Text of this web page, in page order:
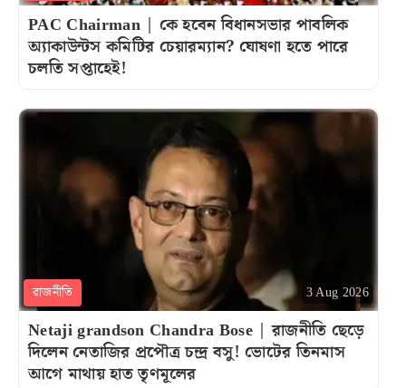
PAC Chairman | কে হবেন বিধানসভার পাবলিক
অ্যাকাউন্টস কমিটির চেয়ারম্যান? ঘোষণা হতে পারে
চলতি সপ্তাহেই!
রাজনীতি 3 Aug 2026
Netaji grandson Chandra Bose | রাজনীতি ছেড়ে
দিলেন নেতাজির প্রপৌত্র চন্দ্র বসু! ভোটের তিনমাস
আগে মাথায় হাত তৃণমূলের